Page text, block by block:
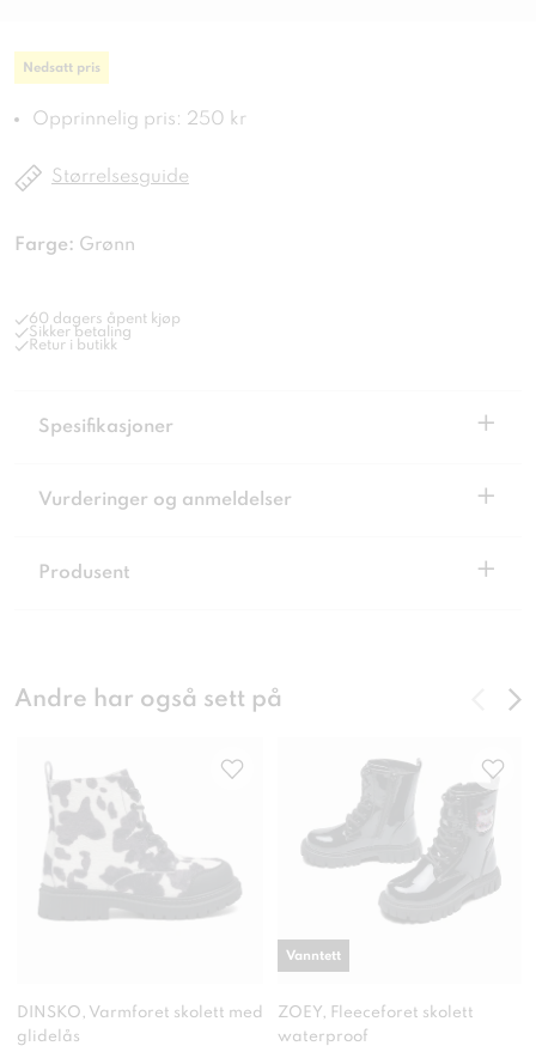
Nedsatt pris
Opprinnelig pris: 250 kr
Størrelsesguide
Farge: Grønn
60 dagers åpent kjøp
Sikker betaling
Retur i butikk
Spesifikasjoner +
Vurderinger og anmeldelser +
Produsent +
Andre har også sett på
DINSKO, Varmforet skolett med
glidelås
ZOEY, Fleeceforet skolett
waterproof
Vanntett